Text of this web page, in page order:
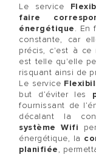
Le service
faire
énergétique. En
constante, car
précis, c'est à ce
est telle qu'elle
risquant ainsi de
Le service
but d’éviter les
fournissant de
décalant la
système Wifi
énergétique, la
planifiée,